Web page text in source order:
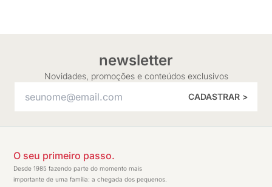
newsletter
Novidades, promoções e conteúdos exclusivos
CADASTRAR >
O seu primeiro passo.
Desde 1985 fazendo parte do momento mais
importante de uma família: a chegada dos pequenos.